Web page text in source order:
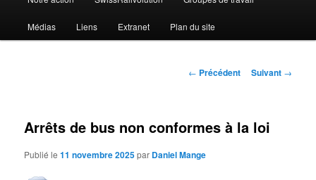
Médias Liens Extranet Plan du site
Navigation
← Précédent Suivant →
Arrêts de bus non conformes à la loi
Publié le11 novembre 2025par Daniel Mange